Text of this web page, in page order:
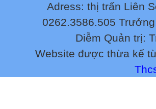
Adress: thị trấn Liên
0262.3586.505
Diễm Quản trị:
Website được thừa kế